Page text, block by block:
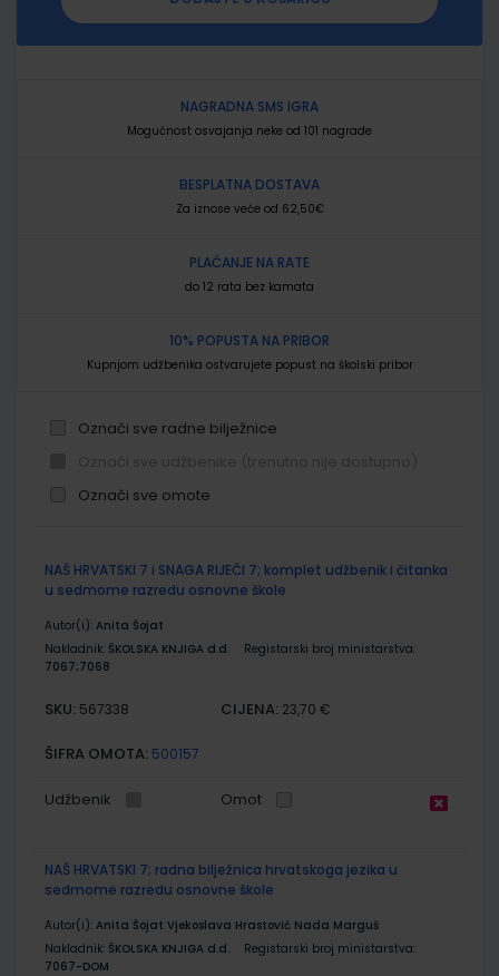
NAGRADNA SMS IGRA
Mogućnost osvajanja neke od 101 nagrade
BESPLATNA DOSTAVA
Za iznose veće od 62,50€
PLAĆANJE NA RATE
do 12 rata bez kamata
10% POPUSTA NA PRIBOR
Kupnjom udžbenika ostvarujete popust na školski pribor
Označi sve radne bilježnice
Označi sve omote
proizvodi
NAŠ HRVATSKI 7 i SNAGA RIJEČI 7; komplet udžbenik i čitanka
u sedmome razredu osnovne škole
Autor(i): Anita Šojat
Nakladnik: ŠKOLSKA KNJIGA d.d.
Registarski broj ministarstva:
7067;7068
SKU: 567338 CIJENA: 23,70 €
ŠIFRA OMOTA: 500157
Udžbenik Omot
NAŠ HRVATSKI 7; radna bilježnica hrvatskoga jezika u
sedmome razredu osnovne škole
Autor(i): Anita Šojat Vjekoslava Hrastović Nada Marguš
Nakladnik: ŠKOLSKA KNJIGA d.d.
Registarski broj ministarstva:
7067-DOM